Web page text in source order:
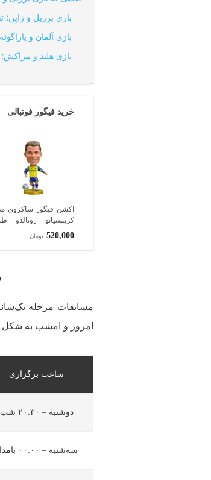
بازی برزیل و ژاپن؛
بازی آلمان و پاراگوئه؛
بازی هلند و مراکش؛
خرید فیگور فوتبالی
اکشن فیگور ساکروی
کریستیانو رونالدو
النصر
520,000 تومان
امروز و امشب به
ساعت برگزاری
دوشنبه – ۲۰:۳۰ شب
سه‌شنبه – ۰۰:۰۰ بامداد